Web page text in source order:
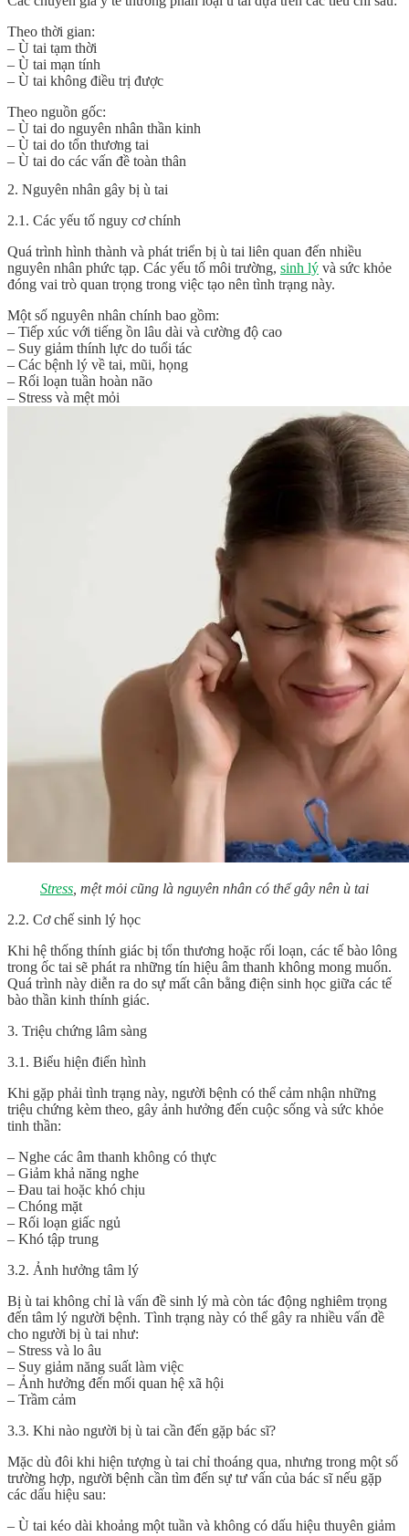
Theo thời gian:
– Ù tai tạm thời
– Ù tai mạn tính
– Ù tai không điều trị được
Theo nguồn gốc:
– Ù tai do nguyên nhân thần kinh
– Ù tai do tổn thương tai
– Ù tai do các vấn đề toàn thân
2. Nguyên nhân gây bị ù tai
2.1. Các yếu tố nguy cơ chính
Quá trình hình thành và phát triển bị ù tai liên quan đến nhiều
nguyên nhân phức tạp. Các yếu tố môi trường, sinh lý và sức khỏe
đóng vai trò quan trọng trong việc tạo nên tình trạng này.
Một số nguyên nhân chính bao gồm:
– Tiếp xúc với tiếng ồn lâu dài và cường độ cao
– Suy giảm thính lực do tuổi tác
– Các bệnh lý về tai, mũi, họng
– Rối loạn tuần hoàn não
– Stress và mệt mỏi
Stress, mệt mỏi cũng là nguyên nhân có thể gây nên ù tai
2.2. Cơ chế sinh lý học
Khi hệ thống thính giác bị tổn thương hoặc rối loạn, các tế bào lông
trong ốc tai sẽ phát ra những tín hiệu âm thanh không mong muốn.
Quá trình này diễn ra do sự mất cân bằng điện sinh học giữa các tế
bào thần kinh thính giác.
3. Triệu chứng lâm sàng
3.1. Biểu hiện điển hình
Khi gặp phải tình trạng này, người bệnh có thể cảm nhận những
triệu chứng kèm theo, gây ảnh hưởng đến cuộc sống và sức khỏe
tinh thần:
– Nghe các âm thanh không có thực
– Giảm khả năng nghe
– Đau tai hoặc khó chịu
– Chóng mặt
– Rối loạn giấc ngủ
– Khó tập trung
3.2. Ảnh hưởng tâm lý
Bị ù tai không chỉ là vấn đề sinh lý mà còn tác động nghiêm trọng
đến tâm lý người bệnh. Tình trạng này có thể gây ra nhiều vấn đề
cho người bị ù tai như:
– Stress và lo âu
– Suy giảm năng suất làm việc
– Ảnh hưởng đến mối quan hệ xã hội
– Trầm cảm
3.3. Khi nào người bị ù tai cần đến gặp bác sĩ?
Mặc dù đôi khi hiện tượng ù tai chỉ thoáng qua, nhưng trong một số
trường hợp, người bệnh cần tìm đến sự tư vấn của bác sĩ nếu gặp
các dấu hiệu sau:
– Ù tai kéo dài khoảng một tuần và không có dấu hiệu thuyên giảm